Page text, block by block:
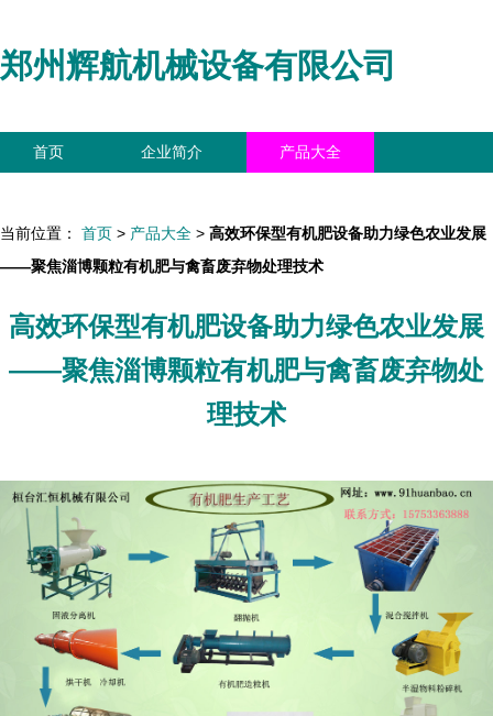
郑州辉航机械设备有限公司
首页 企业简介 产品大全
当前位置： 首页 > 产品大全 > 高效环保型有机肥设备助力绿色农业发展
——聚焦淄博颗粒有机肥与禽畜废弃物处理技术
高效环保型有机肥设备助力绿色农业发展
——聚焦淄博颗粒有机肥与禽畜废弃物处
理技术